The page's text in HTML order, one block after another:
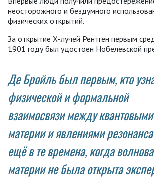
неосторожного и бездумного
физических открытий.
За открытие Х-лучей Рентген первым
1901 году был удостоен Нобелевской
Де Бройль был первым, кто
физической и формальной
взаимосвязи между
материи и явлениями резонанса
ещё в те времена, когда
материи не была открыта